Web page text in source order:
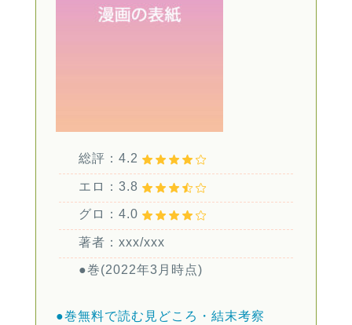
総評：4.2
エロ：3.8
グロ：4.0
著者：xxx/xxx
●巻(2022年3月時点)
●巻無料で読む 見どころ・結末考察